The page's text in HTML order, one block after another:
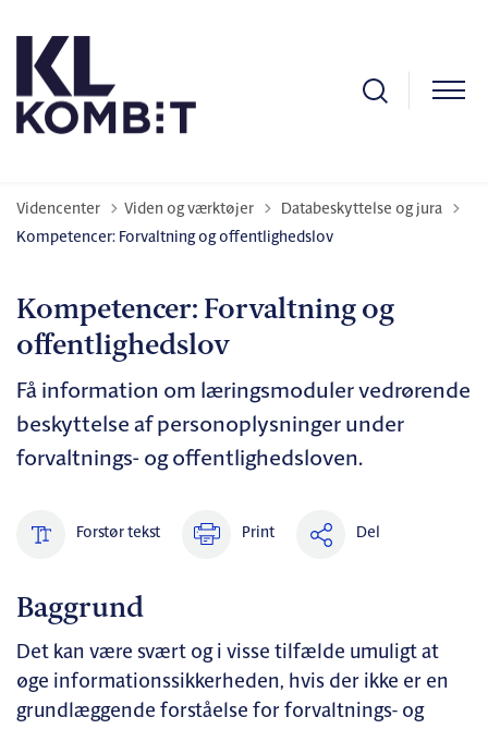
Videncenter Viden og værktøjer Tilbage til
Databeskyttelse og jura
Kompetencer: Forvaltning og offentlighedslov
Kompetencer: Forvaltning og
offentlighedslov
Få information om læringsmoduler vedrørende
beskyttelse af personoplysninger under
forvaltnings- og offentlighedsloven.
Forstør tekst Print Del
Baggrund
Det kan være svært og i visse tilfælde umuligt at
øge informationssikkerheden, hvis der ikke er en
grundlæggende forståelse for forvaltnings- og